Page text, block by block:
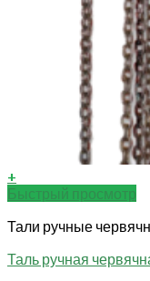
+
Быстрый просмотр
Тали ручные
Таль ручная